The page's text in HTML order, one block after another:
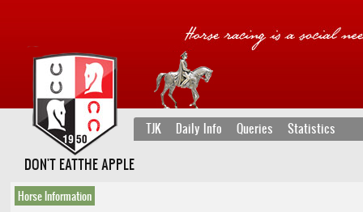
TJK Daily Info Queries Statistics
DON'T EATTHE APPLE
Horse Information